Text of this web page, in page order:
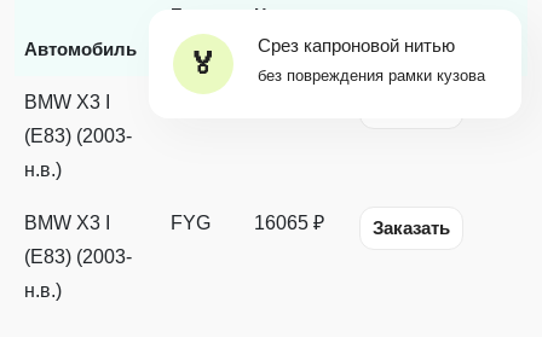
Срез капроновой нитью
без повреждения рамки кузова
Автомобиль
Бренд
стекла
Цена с
заменой* Наличие
BMW X3 I
(E83) (2003-
н.в.)
BMW X3 I
(E83) (2003-
н.в.)
FYG 16065 ₽ Заказать